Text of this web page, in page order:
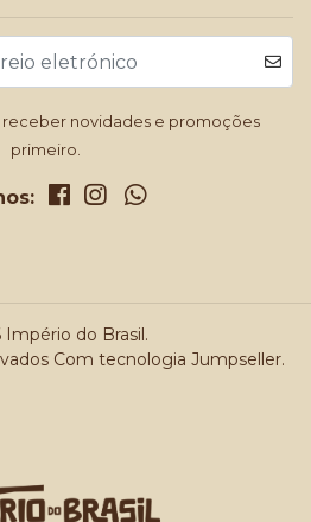
receber novidades e promoções
primeiro.
do Brasil.
Com tecnologia Jumpseller.